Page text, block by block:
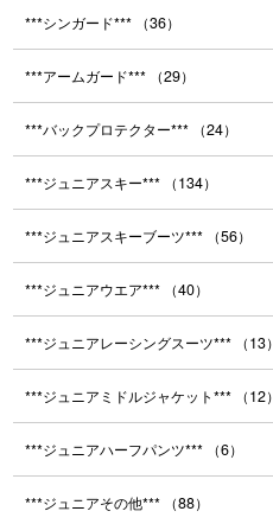
***シンガード*** （36）
***アームガード*** （29）
***バックプロテクター*** （24）
***ジュニアスキー*** （134）
***ジュニアスキーブーツ*** （56）
***ジュニアウエア*** （40）
***ジュニアレーシングスーツ*** （13）
***ジュニアミドルジャケット*** （12）
***ジュニアハーフパンツ*** （6）
***ジュニアその他*** （88）